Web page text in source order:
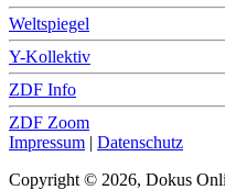
Weltspiegel
Y-Kollektiv
ZDF Info
ZDF Zoom
Impressum | Datenschutz
Copyright © 2026, Dokus